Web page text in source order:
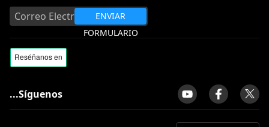
ENVIAR
FORMULARIO
...Síguenos